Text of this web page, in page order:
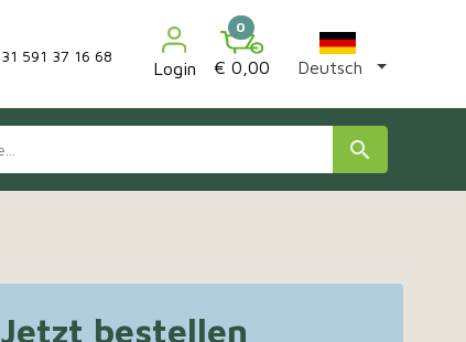
591 37 16 68
Login
0
€ 0,00 Deutsch
search


Jetzt bestellen